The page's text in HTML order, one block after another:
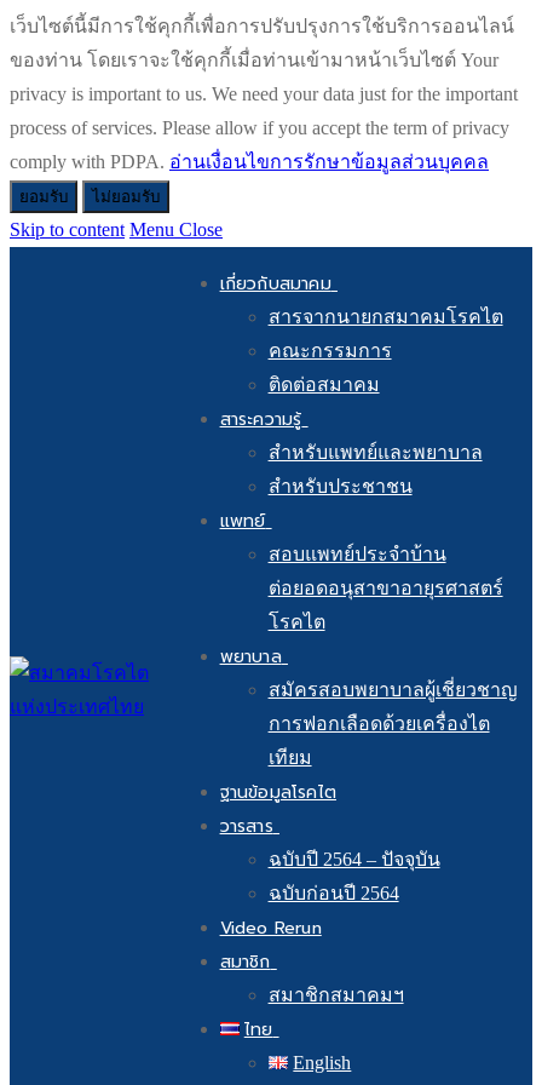
เว็บไซต์นี้มีการใช้คุกกี้เพื่อการปรับปรุงการใช้บริการออนไลน์
ของท่าน โดยเราจะใช้คุกกี้เมื่อท่านเข้ามาหน้าเว็บไซต์ Your
privacy is important to us. We need your data just for the important
process of services. Please allow if you accept the term of privacy
comply with PDPA. อ่านเงื่อนไขการรักษาข้อมูลส่วนบุคคล
ยอมรับ ไม่ยอมรับ
Skip to content Menu Close
เกี่ยวกับสมาคม
สารจากนายกสมาคมโรคไต
คณะกรรมการ
ติดต่อสมาคม
สาระความรู้
สำหรับแพทย์และพยาบาล
สำหรับประชาชน
แพทย์
สอบแพทย์ประจำบ้าน
ต่อยอดอนุสาขาอายุรศาสตร์
โรคไต
พยาบาล
สมัครสอบพยาบาลผู้เชี่ยวชาญ
การฟอกเลือดด้วยเครื่องไต
เทียม
ฐานข้อมูลโรคไต
วารสาร
ฉบับปี 2564 – ปัจจุบัน
ฉบับก่อนปี 2564
Video Rerun
สมาชิก
สมาชิกสมาคมฯ
ไทย
English